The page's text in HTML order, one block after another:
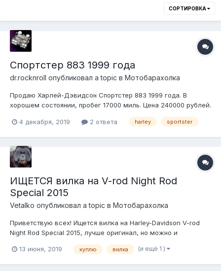
СОРТИРОВКА
Спортстер 883 1999 года
dr.rocknroll опубликовал a topic в Мотобарахолка
Продаю Харлей-Дэвидсон Спортстер 883 1999 года. В
хорошем состоянии, пробег 17000 миль. Цена 240000 рублей.
Находится в г.Иваново, тел. 89012861100, Сергей.
4 декабря, 2019 2 ответа harley sportster
ИЩЕТСЯ вилка на V-rod Night Rod
Special 2015
Vetalko опубликовал a topic в Мотобарахолка
Приветствую всех! Ищется вилка на Harley-Davidson V-rod
Night Rod Special 2015, лучше оригинал, но можно и
где купить ) +375 29 9ЧОО5ОО Виталик
13 июня, 2019 куплю вилка (и ещё 1 )